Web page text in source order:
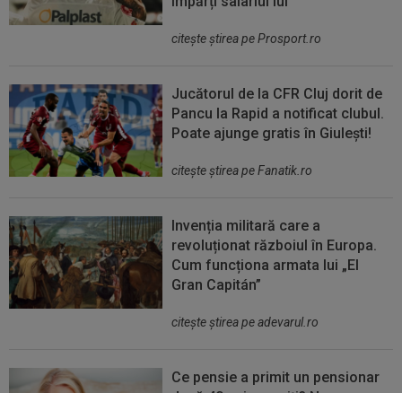
citeşte ştirea pe Prosport.ro
Jucătorul de la CFR Cluj dorit de
Pancu la Rapid a notificat clubul.
Poate ajunge gratis în Giulești!
citeşte ştirea pe Fanatik.ro
Invenția militară care a
revoluționat războiul în Europa.
Cum funcționa armata lui „El
Gran Capitán”
citeşte ştirea pe adevarul.ro
Ce pensie a primit un pensionar